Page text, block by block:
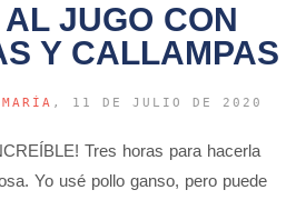
JUGO CON
Y CALLAMPAS
, 11 DE JULIO DE 2020
Tres horas para hacerla
Yo usé pollo ganso, pero puede